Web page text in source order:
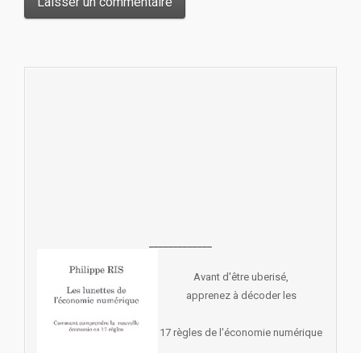
Avant d'être uberisé,
apprenez à décoder les
17 règles de l'économie numérique